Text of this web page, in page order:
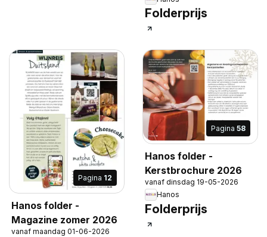
Folderprijs
Pagina 12
Hanos folder -
Magazine zomer 2026
vanaf maandag 01-06-2026
Pagina 58
Hanos folder -
Kerstbrochure 2026
vanaf dinsdag 19-05-2026
Hanos
Folderprijs